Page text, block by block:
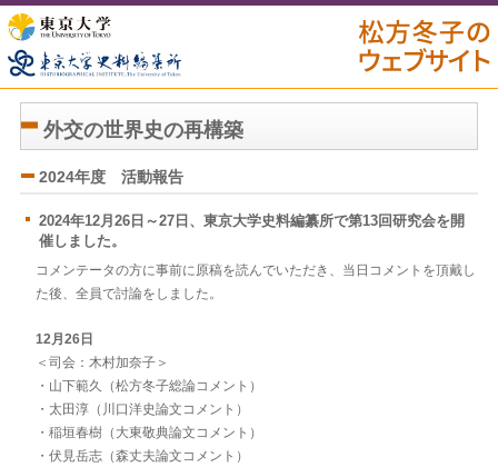
イト
外交の世界史の再構築
2024年度 活動報告
2024年12月26日～27日、東京大学史料編纂所で第13回研究会を開
催しました。
コメンテータの方に事前に原稿を読んでいただき、当日コメントを頂戴し
た後、全員で討論をしました。
12月26日
＜司会：木村加奈子＞
・山下範久（松方冬子総論コメント）
・太田淳（川口洋史論文コメント）
・稲垣春樹（大東敬典論文コメント）
・伏見岳志（森丈夫論文コメント）